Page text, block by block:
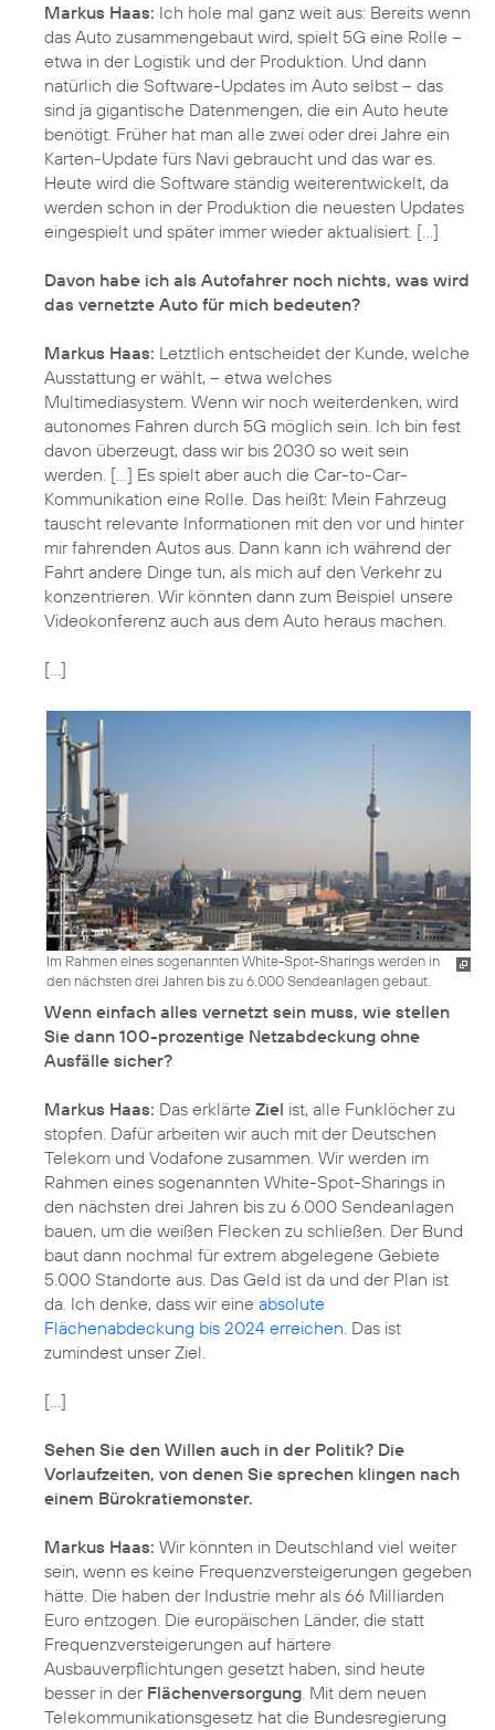
Markus Haas: Ich hole mal ganz weit aus: Bereits wenn
das Auto zusammengebaut wird, spielt 5G eine Rolle –
etwa in der Logistik und der Produktion. Und dann
natürlich die Software-Updates im Auto selbst – das
sind ja gigantische Datenmengen, die ein Auto heute
benötigt. Früher hat man alle zwei oder drei Jahre ein
Karten-Update fürs Navi gebraucht und das war es.
Heute wird die Software ständig weiterentwickelt, da
werden schon in der Produktion die neuesten Updates
eingespielt und später immer wieder aktualisiert. [...]
Davon habe ich als Autofahrer noch nichts, was wird
das vernetzte Auto für mich bedeuten?
Markus Haas: Letztlich entscheidet der Kunde, welche
Ausstattung er wählt, – etwa welches
Multimediasystem. Wenn wir noch weiterdenken, wird
autonomes Fahren durch 5G möglich sein. Ich bin fest
davon überzeugt, dass wir bis 2030 so weit sein
werden. [...] Es spielt aber auch die Car-to-Car-
Kommunikation eine Rolle. Das heißt: Mein Fahrzeug
tauscht relevante Informationen mit den vor und hinter
mir fahrenden Autos aus. Dann kann ich während der
Fahrt andere Dinge tun, als mich auf den Verkehr zu
konzentrieren. Wir könnten dann zum Beispiel unsere
Videokonferenz auch aus dem Auto heraus machen.
[...]
Im Rahmen eines sogenannten White-Spot-Sharings werden in
den nächsten drei Jahren bis zu 6.000 Sendeanlagen gebaut.
Wenn einfach alles vernetzt sein muss, wie stellen
Sie dann 100-prozentige Netzabdeckung ohne
Ausfälle sicher?
Markus Haas: Das erklärte Ziel ist, alle Funklöcher zu
stopfen. Dafür arbeiten wir auch mit der Deutschen
Telekom und Vodafone zusammen. Wir werden im
Rahmen eines sogenannten White-Spot-Sharings in
den nächsten drei Jahren bis zu 6.000 Sendeanlagen
bauen, um die weißen Flecken zu schließen. Der Bund
baut dann nochmal für extrem abgelegene Gebiete
5.000 Standorte aus. Das Geld ist da und der Plan ist
da. Ich denke, dass wir eine absolute
Flächenabdeckung bis 2024 erreichen . Das ist
zumindest unser Ziel.
[...]
Sehen Sie den Willen auch in der Politik? Die
Vorlaufzeiten, von denen Sie sprechen klingen nach
einem Bürokratiemonster.
Markus Haas: Wir könnten in Deutschland viel weiter
sein, wenn es keine Frequenzversteigerungen gegeben
hätte. Die haben der Industrie mehr als 66 Milliarden
Euro entzogen. Die europäischen Länder, die statt
Frequenzversteigerungen auf härtere
Ausbauverpflichtungen gesetzt haben, sind heute
besser in der Flächenversorgung . Mit dem neuen
Telekommunikationsgesetz hat die Bundesregierung